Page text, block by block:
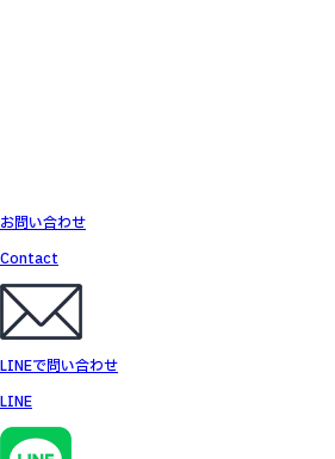
お問い合わせ
Contact
LINEで問い合わせ
LINE